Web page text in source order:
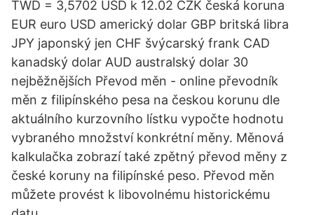
TWD = 3,5702 USD k 12.02 CZK česká koruna
EUR euro USD americký dolar GBP britská libra
JPY japonský jen CHF švýcarský frank CAD
kanadský dolar AUD australský dolar 30
nejběžnějších Převod měn - online převodník
měn z filipínského pesa na českou korunu dle
aktuálního kurzovního lístku vypočte hodnotu
vybraného množství konkrétní měny. Měnová
kalkulačka zobrazí také zpětný převod měny z
české koruny na filipínské peso. Převod měn
můžete provést k libovolnému historickému